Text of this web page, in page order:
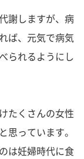
謝しますが、病
ば、元気で病気
られるようにし
たくさんの女性
思っています。
は妊婦時代に食